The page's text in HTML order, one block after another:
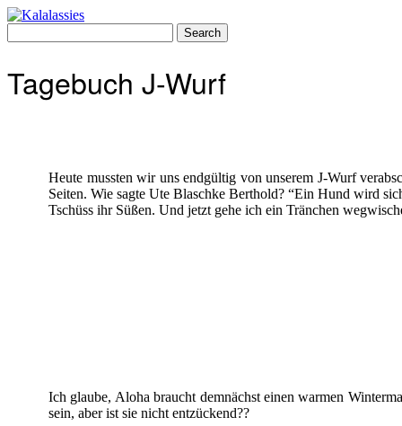
Skip
content
for:
Tagebuch J-Wurf
Heute mussten wir uns endgültig von unserem J-Wurf
Seiten. Wie sagte Ute Blaschke Berthold? “Ein Hund wird
Tschüss ihr Süßen. Und jetzt gehe ich ein Tränchen
Ich glaube, Aloha braucht demnächst einen warmen
sein, aber ist sie nicht entzückend??